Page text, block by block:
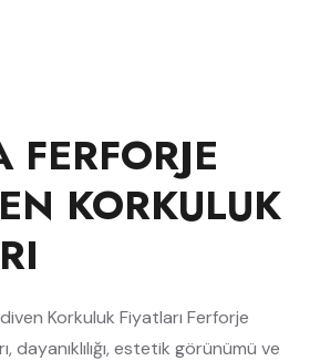
KORKULUK
Korkuluk Fiyatları Ferforje
dayanıklılığı, estetik görünümü ve